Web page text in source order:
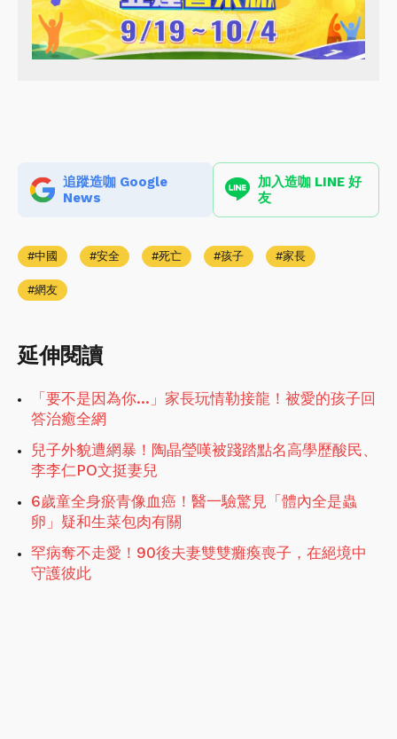
追蹤造咖 Google
News
加入造咖 LINE 好
友
中國 安全 死亡 孩子 家長
網友
延伸閱讀
「要不是因為你...」家長玩情勒接龍！被愛的孩子回
答治癒全網
兒子外貌遭網暴！陶晶瑩嘆被踐踏點名高學歷酸民、
李李仁PO文挺妻兒
6歲童全身瘀青像血癌！醫一驗驚見「體內全是蟲
卵」疑和生菜包肉有關
罕病奪不走愛！90後夫妻雙雙癱瘓喪子，在絕境中
守護彼此